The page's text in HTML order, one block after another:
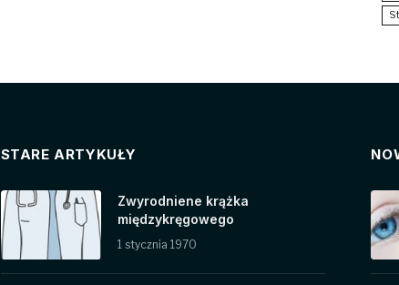
STARE ARTYKUŁY
Zwyrodniene krążka
międzykręgowego
1 stycznia 1970